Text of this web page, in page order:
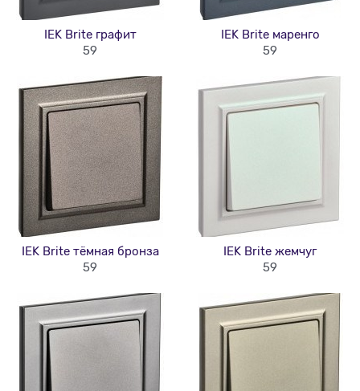
IEK Brite графит
59
IEK Brite маренго
59
IEK Brite тёмная бронза
59
IEK Brite жемчуг
59